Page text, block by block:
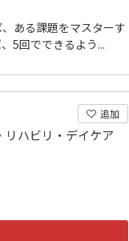
ある課題をマスターす
5回でできるよう...
追加
ハビリ・デイケア